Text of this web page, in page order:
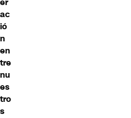
ac
ió
n
en
tre
nu
es
tro
s